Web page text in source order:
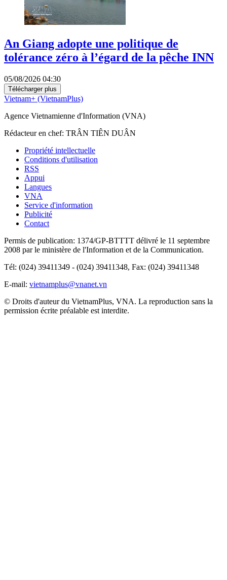
An Giang adopte une politique de
tolérance zéro à l’égard de la pêche INN
05/08/2026 04:30
Télécharger plus
Vietnam+ (VietnamPlus)
Agence Vietnamienne d'Information (VNA)
Rédacteur en chef: TRÂN TIÊN DUÂN
Propriété intellectuelle
Conditions d'utilisation
RSS
Appui
Langues
VNA
Service d'information
Publicité
Contact
Permis de publication: 1374/GP-BTTTT délivré le 11 septembre
2008 par le ministère de l'Information et de la Communication.
Tél: (024) 39411349 - (024) 39411348, Fax: (024) 39411348
E-mail: vietnamplus@vnanet.vn
© Droits d'auteur du VietnamPlus, VNA. La reproduction sans la
permission écrite préalable est interdite.